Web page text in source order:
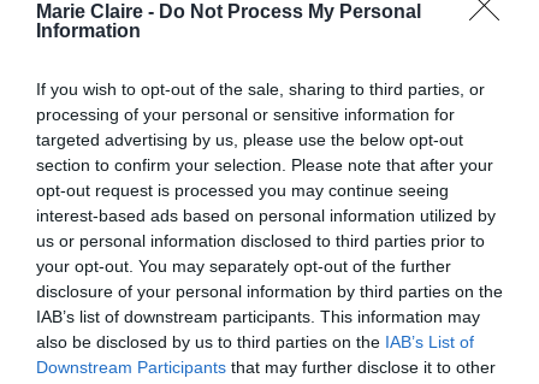
Marie Claire - Do Not Process My Personal
Information
If you wish to opt-out of the sale, sharing to third parties, or
processing of your personal or sensitive information for
targeted advertising by us, please use the below opt-out
section to confirm your selection. Please note that after your
opt-out request is processed you may continue seeing
interest-based ads based on personal information utilized by
us or personal information disclosed to third parties prior to
your opt-out. You may separately opt-out of the further
disclosure of your personal information by third parties on the
IAB’s list of downstream participants. This information may
also be disclosed by us to third parties on the IAB’s List of
Downstream Participants that may further disclose it to other
Μάθημα Hatha Υoga
Τρίτη 01/08, 19.00-20.30, Νότια Μονοπάτια
Τετάρτη 02/08, 05.30-06.30, Νότια Μονοπάτια
Ελεύθερη συμμετοχή με σειρά προτεραιότητας.
Λίγο πριν βραδιάσει αλλά και μόλις ξημερώσει,
στα Νότια Μονοπάτια του Πάρκου Σταύρος
Νιάρχος, το σώμα συνδέεται με τον νου με